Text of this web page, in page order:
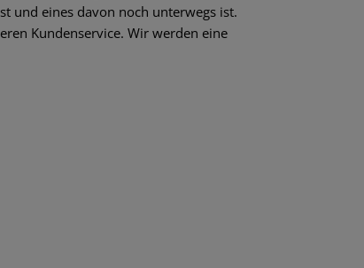
und eines davon noch unterwegs ist.
Kundenservice. Wir werden eine